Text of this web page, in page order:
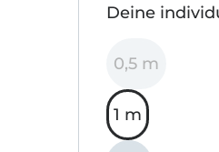
Deine
0,5 m
1 m